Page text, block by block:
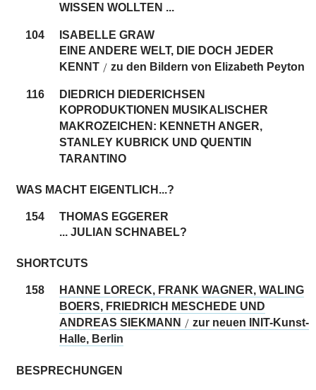
WISSEN WOLLTEN ...
104
ISABELLE GRAW
EINE ANDERE WELT, DIE DOCH JEDER
KENNT / zu den Bildern von Elizabeth Peyton
116
DIEDRICH DIEDERICHSEN
KOPRODUKTIONEN MUSIKALISCHER
MAKROZEICHEN: KENNETH ANGER,
STANLEY KUBRICK UND QUENTIN
TARANTINO
WAS MACHT EIGENTLICH...?
154
THOMAS EGGERER
... JULIAN SCHNABEL?
SHORTCUTS
158
HANNE LORECK, FRANK WAGNER, WALING
BOERS, FRIEDRICH MESCHEDE UND
ANDREAS SIEKMANN / zur neuen INIT-Kunst-
Halle, Berlin
BESPRECHUNGEN